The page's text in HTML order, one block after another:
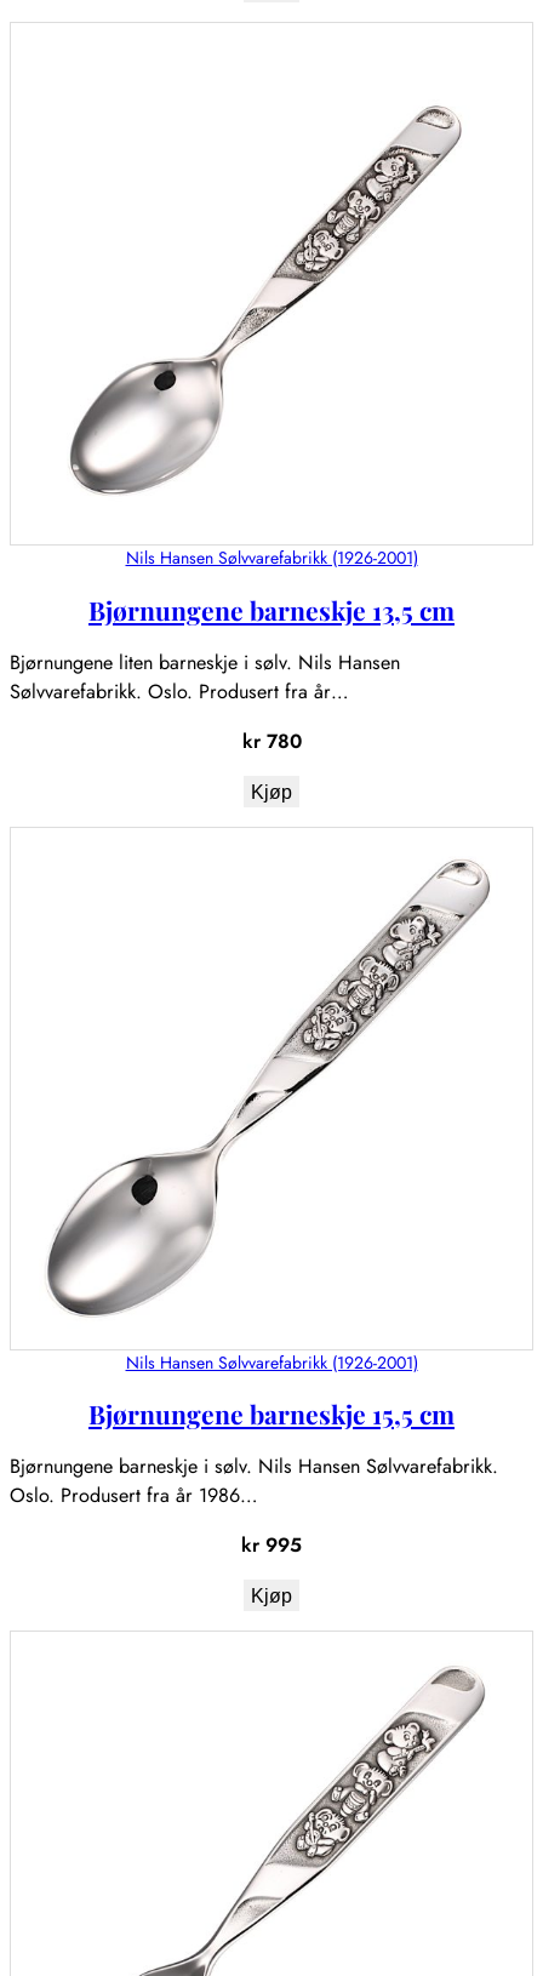
Nils Hansen Sølvvarefabrikk (1926-2001)
Bjørnungene barneskje 13,5 cm
Bjørnungene liten barneskje i sølv. Nils Hansen
Sølvvarefabrikk. Oslo. Produsert fra år…
kr780
Kjøp
Nils Hansen Sølvvarefabrikk (1926-2001)
Bjørnungene barneskje 15,5 cm
Bjørnungene barneskje i sølv. Nils Hansen Sølvvarefabrikk.
Oslo. Produsert fra år 1986…
kr 995
Kjøp